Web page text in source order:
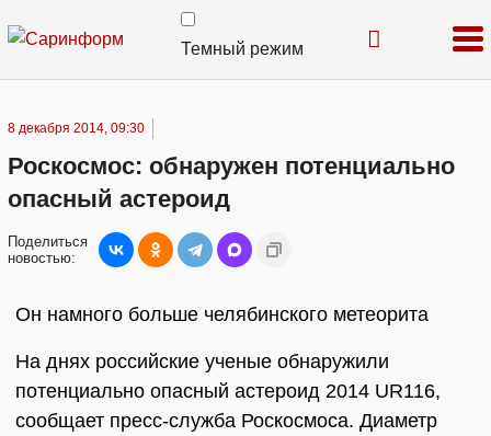
Темный режим
8 декабря 2014, 09:30
Роскосмос: обнаружен потенциально
опасный астероид
Поделиться
новостью:
Он намного больше челябинского метеорита
На днях российские ученые обнаружили
потенциально опасный астероид 2014 UR116,
сообщает пресс-служба Роскосмоса. Диаметр